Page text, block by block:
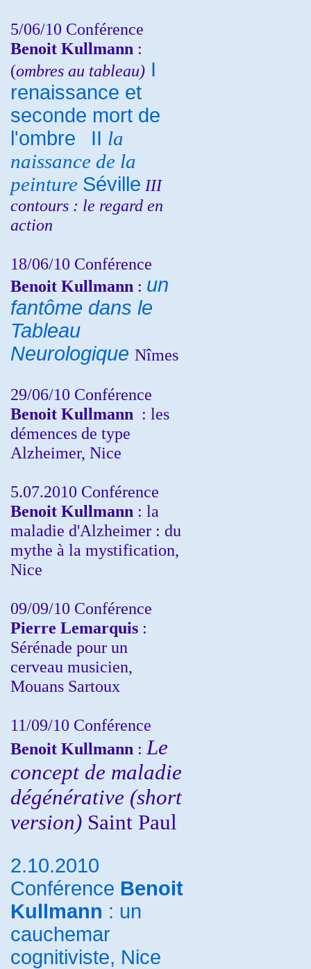
5/06/10 Conférence
Benoit Kullmann :
(ombres au tableau) I
renaissance et
seconde mort de
l'ombre
II la
naissance de la
peinture Séville III
contours : le regard en
action
18/06/10 Conférence
Benoit Kullmann : un
fantôme dans le
Tableau
Neurologique Nîmes
29/06/10 Conférence
Benoit Kullmann : les
démences de type
Alzheimer, Nice
5.07.2010 Conférence
Benoit Kullmann : la
maladie d'Alzheimer : du
mythe à la mystification,
Nice
09/09/10 Conférence
Pierre Lemarquis :
Sérénade pour un
cerveau musicien,
Mouans Sartoux
11/09/10 Conférence
Benoit Kullmann : Le
concept de maladie
dégénérative (short
version) Saint Paul
2.10.2010
Conférence Benoit
Kullmann : un
cauchemar
cognitiviste, Nice